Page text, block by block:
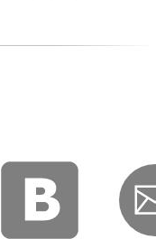
vkontakte email